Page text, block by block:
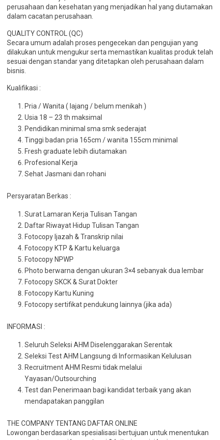
perusahaan dan kesehatan yang menjadikan hal yang diutamakan
dalam cacatan perusahaan.
QUALITY CONTROL (QC)
Secara umum adalah proses pengecekan dan pengujian yang
dilakukan untuk mengukur serta memastikan kualitas produk telah
sesuai dengan standar yang ditetapkan oleh perusahaan dalam
bisnis.
Kualifikasi :
Pria / Wanita ( lajang / belum menikah )
Usia 18 – 23 th maksimal
Pendidikan minimal sma smk sederajat
Tinggi badan pria 165cm / wanita 155cm minimal
Fresh graduate lebih diutamakan
Profesional Kerja
Sehat Jasmani dan rohani
Persyaratan Berkas :
Surat Lamaran Kerja Tulisan Tangan
Daftar Riwayat Hidup Tulisan Tangan
Fotocopy Ijazah & Transkrip nilai
Fotocopy KTP & Kartu keluarga
Fotocopy NPWP
Photo berwarna dengan ukuran 3×4 sebanyak dua lembar
Fotocopy SKCK & Surat Dokter
Fotocopy Kartu Kuning
Fotocopy sertifikat pendukung lainnya (jika ada)
INFORMASI :
Seluruh Seleksi AHM Diselenggarakan Serentak
Seleksi Test AHM Langsung di Informasikan Kelulusan
Recruitment AHM Resmi tidak melalui
Yayasan/Outsourching
Test dan Penerimaan bagi kandidat terbaik yang akan
mendapatakan panggilan
THE COMPANY TENTANG DAFTAR ONLINE
Lowongan berdasarkan spesialisasi bertujuan untuk menentukan